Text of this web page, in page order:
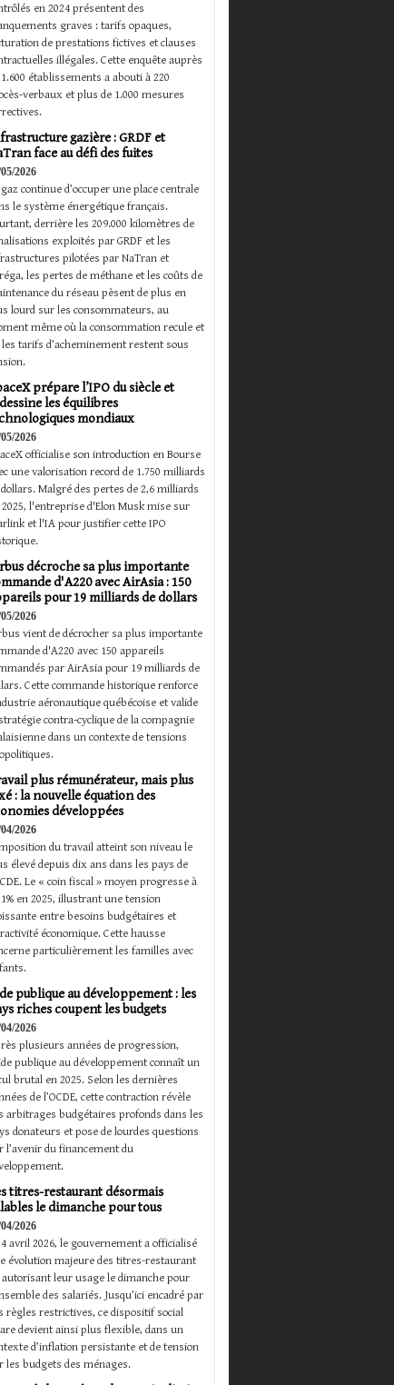
en 2024 présentent des
graves : tarifs opaques,
de prestations fictives et clauses
illégales. Cette enquête auprès
établissements a abouti à 220
verbaux et plus de 1.000 mesures
gazière : GRDF et
face au défi des fuites
2026
continue d’occuper une place centrale
le système énergétique français.
derrière les 209.000 kilomètres de
exploités par GRDF et les
pilotées par NaTran et
les pertes de méthane et les coûts de
du réseau pèsent de plus en
lourd sur les consommateurs, au
même où la consommation recule et
tarifs d’acheminement restent sous
prépare l’IPO du siècle et
les équilibres
mondiaux
2026
officialise son introduction en Bourse
une valorisation record de 1.750 milliards
Malgré des pertes de 2,6 milliards
2025, l'entreprise d'Elon Musk mise sur
et l'IA pour justifier cette IPO
décroche sa plus importante
d'A220 avec AirAsia : 150
pour 19 milliards de dollars
2026
vient de décrocher sa plus importante
d'A220 avec 150 appareils
par AirAsia pour 19 milliards de
Cette commande historique renforce
aéronautique québécoise et valide
contra-cyclique de la compagnie
dans un contexte de tensions
plus rémunérateur, mais plus
: la nouvelle équation des
développées
2026
du travail atteint son niveau le
élevé depuis dix ans dans les pays de
Le « coin fiscal » moyen progresse à
en 2025, illustrant une tension
entre besoins budgétaires et
économique. Cette hausse
particulièrement les familles avec
publique au développement : les
riches coupent les budgets
2026
plusieurs années de progression,
publique au développement connaît un
brutal en 2025. Selon les dernières
de l’OCDE, cette contraction révèle
arbitrages budgétaires profonds dans les
donateurs et pose de lourdes questions
l’avenir du financement du
titres-restaurant désormais
le dimanche pour tous
2026
avril 2026, le gouvernement a officialisé
évolution majeure des titres-restaurant
autorisant leur usage le dimanche pour
des salariés. Jusqu’ici encadré par
règles restrictives, ce dispositif social
devient ainsi plus flexible, dans un
d’inflation persistante et de tension
les budgets des ménages.